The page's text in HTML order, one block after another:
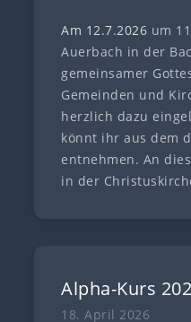
Am 12.7.2026 um
Auerbach in der
gemeinsamer
Gemeinden und
herzlich dazu
könnt ihr aus dem
entnehmen. An
in der
Alpha-Kurs
18. April 2026